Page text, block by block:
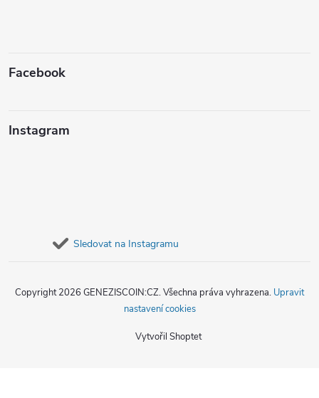
Facebook
Instagram
Sledovat na Instagramu
Vytvořil Shoptet
Copyright 2026 GENEZISCOIN:CZ. Všechna práva vyhrazena. Upravit
nastavení cookies